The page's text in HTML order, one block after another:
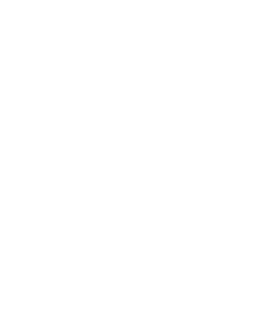
ausprobiert. Dadurch
dieser DVD stellt Elisabeth
erfolgreiche Praxis - denn
haben. Ein scharfer
zu beantworten, lädt Elisabeth
des Londoner Systems.